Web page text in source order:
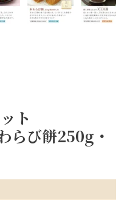
ト
らび餅250g・